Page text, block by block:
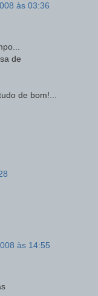
às 03:36
de
de bom!...
às 14:55